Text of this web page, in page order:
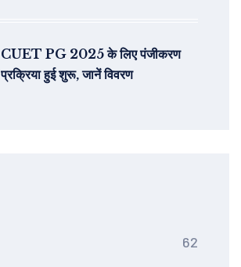
CUET PG 2025 के लिए पंजीकरण
प्रक्रिया हुई शुरू, जानें विवरण
62